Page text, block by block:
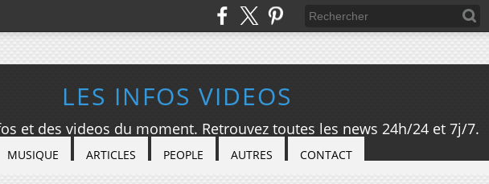
LES INFOS VIDEOS
et des videos du moment. Retrouvez toutes les news 24h/24 et 7j/7.
MUSIQUE ARTICLES PEOPLE AUTRES CONTACT